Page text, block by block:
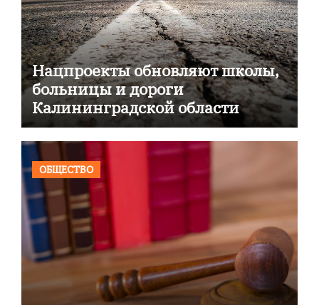
Нацпроекты обновляют школы,
больницы и дороги
Калининградской области
ОБЩЕСТВО